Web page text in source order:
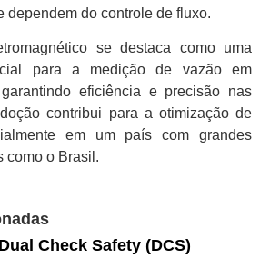
dependem do controle de fluxo.
se destaca como uma
para a medição de vazão em
eficiência e precisão nas
contribui para a otimização de
em um país com grandes
como o Brasil.
Check Safety (DCS)